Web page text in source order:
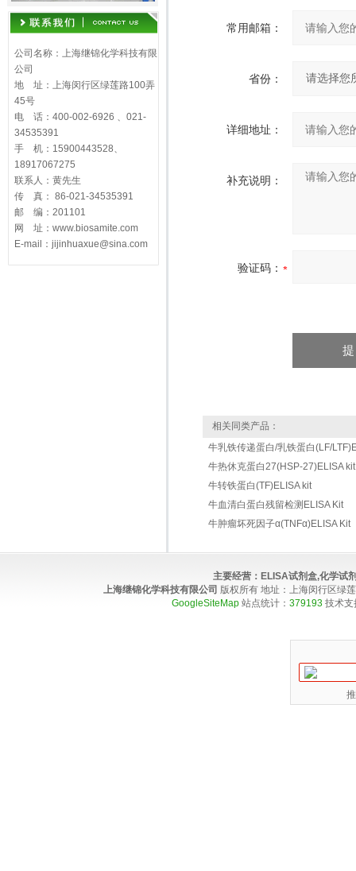
公司名称：上海继锦化学科技有限
公司
地 址：上海闵行区绿莲路100弄
45号
电 话：400-002-6926 、021-
34535391
手 机：15900443528、
18917067275
联系人：黄先生
传 真： 86-021-34535391
邮 编：201101
网 址：www.biosamite.com
E-mail：jijinhuaxue@sina.com
常用邮箱：
省份：
详细地址：
补充说明：
验证码：
相关同类产品：
牛乳铁传递蛋白/乳铁蛋白(LF/
牛热休克蛋白27(HSP-27)ELISA kit
牛转铁蛋白(TF)ELISA kit
牛血清白蛋白残留检测ELISA Kit
牛肿瘤坏死因子α(TNFα)ELISA Kit
主要经营： ELISA试剂盒,化学试
上海继锦化学科技有限公司 版权所有 地址：上海闵行区绿
GoogleSiteMap 站点统计： 379193 技术支